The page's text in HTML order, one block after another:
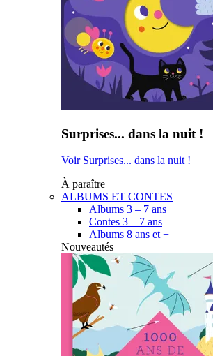
Surprises... dans la nuit !
Voir Surprises... dans la nuit !
À paraître
ALBUMS ET CONTES
Albums 3 – 7 ans
Contes 3 – 7 ans
Albums 8 ans et +
Nouveautés